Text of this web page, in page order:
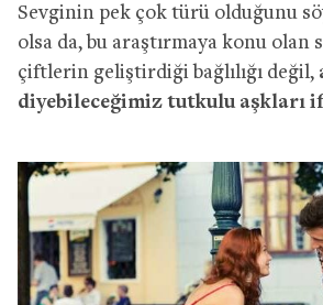
Sevginin pek çok türü olduğunu
olsa da, bu araştırmaya konu olan
çiftlerin geliştirdiği bağlılığı değil,
diyebileceğimiz tutkulu aşkları